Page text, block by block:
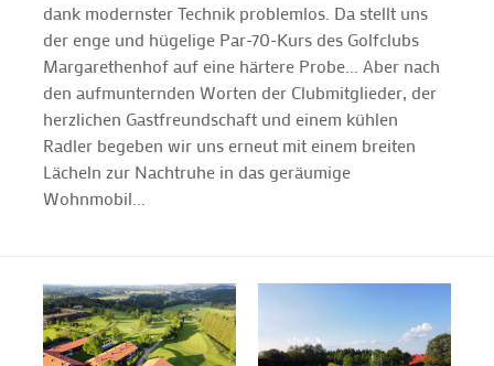
dank modernster Technik problemlos. Da stellt uns
der enge und hügelige Par-70-Kurs des Golfclubs
Margarethenhof auf eine härtere Probe... Aber nach
den aufmunternden Worten der Clubmitglieder, der
herzlichen Gastfreundschaft und einem kühlen
Radler begeben wir uns erneut mit einem breiten
Lächeln zur Nachtruhe in das geräumige
Wohnmobil...